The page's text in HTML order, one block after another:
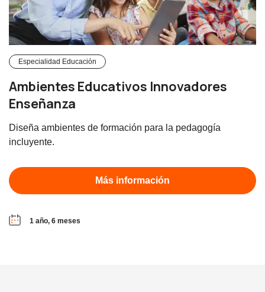
Especialidad Educación
Ambientes Educativos Innovadores
Enseñanza
Diseña ambientes de formación para la pedagogía
incluyente.
Más información
1 año, 6 meses